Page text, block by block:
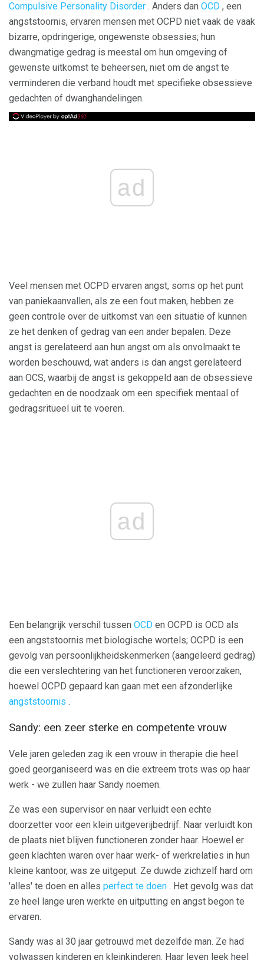
Compulsive Personality Disorder . Anders dan OCD , een
angststoornis, ervaren mensen met OCPD niet vaak de vaak
bizarre, opdringerige, ongewenste obsessies; hun
dwangmatige gedrag is meestal om hun omgeving of
gewenste uitkomst te beheersen, niet om de angst te
verminderen die verband houdt met specifieke obsessieve
gedachten of dwanghandelingen.
ad
Veel mensen met OCPD ervaren angst, soms op het punt
van paniekaanvallen, als ze een fout maken, hebben ze
geen controle over de uitkomst van een situatie of kunnen
ze het denken of gedrag van een ander bepalen. Deze
angst is gerelateerd aan hun angst om als onvolmaakt te
worden beschouwd, wat anders is dan angst gerelateerd
aan OCS, waarbij de angst is gekoppeld aan de obsessieve
gedachten en de noodzaak om een ​​specifiek mentaal of
gedragsritueel uit te voeren.
ad
Een belangrijk verschil tussen OCD en OCPD is OCD als
een angststoornis met biologische wortels; OCPD is een
gevolg van persoonlijkheidskenmerken (aangeleerd gedrag)
die een verslechtering van het functioneren veroorzaken,
hoewel OCPD gepaard kan gaan met een afzonderlijke
angststoornis .
Sandy: een zeer sterke en competente vrouw
Vele jaren geleden zag ik een vrouw in therapie die heel
goed georganiseerd was en die extreem trots was op haar
werk - we zullen haar Sandy noemen.
Ze was een supervisor en naar verluidt een echte
doorzetter voor een klein uitgeverijbedrijf. Naar verluidt kon
de plaats niet blijven functioneren zonder haar. Hoewel er
geen klachten waren over haar werk- of werkrelaties in hun
kleine kantoor, was ze uitgeput. Ze duwde zichzelf hard om
'alles' te doen en alles perfect te doen . Het gevolg was dat
ze heel lange uren werkte en uitputting en angst begon te
ervaren.
Sandy was al 30 jaar getrouwd met dezelfde man. Ze had
volwassen kinderen en kleinkinderen. Haar leven leek heel